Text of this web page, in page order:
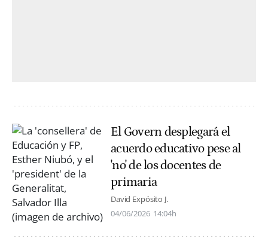
El Govern desplegará el
acuerdo educativo pese al
'no' de los docentes de
primaria
David Expósito J.
04/06/2026 14:04h